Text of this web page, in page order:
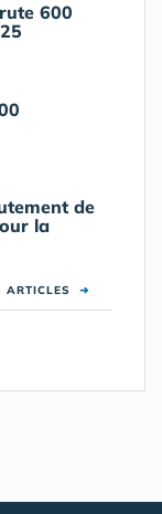
600
de
la
ARTICLES ➜